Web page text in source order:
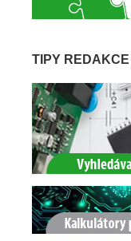
TIPY REDAKCE